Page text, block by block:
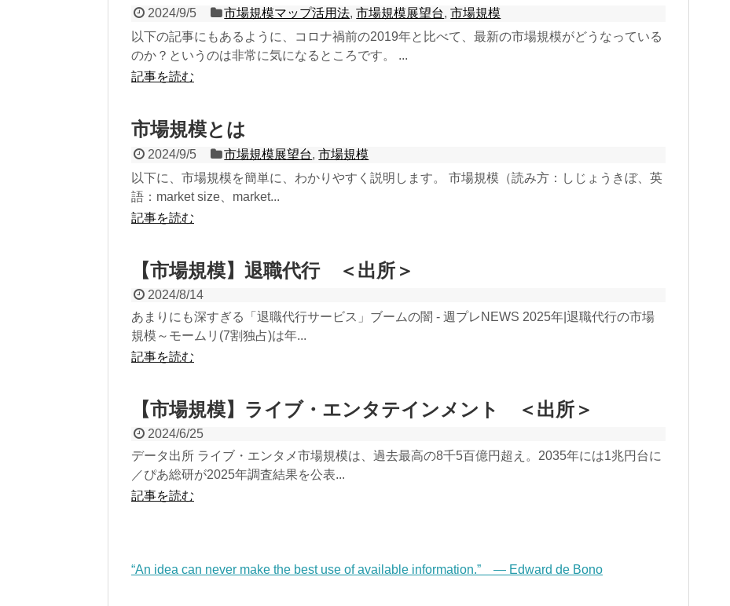
2024/9/5 市場規模マップ活用法,市場規模展望台,市場規模
以下の記事にもあるように、コロナ禍前の2019年と比べて、最新の市場規模がどうなっている
のか？というのは非常に気になるところです。 ...
記事を読む
市場規模とは
2024/9/5 市場規模展望台,市場規模
以下に、市場規模を簡単に、わかりやすく説明します。 市場規模（読み方：しじょうきぼ、英
語：market size、market...
記事を読む
【市場規模】退職代行 ＜出所＞
2024/8/14
あまりにも深すぎる「退職代行サービス」ブームの闇 - 週プレNEWS 2025年|退職代行の市場
規模～モームリ(7割独占)は年...
記事を読む
【市場規模】ライブ・エンタテインメント ＜出所＞
2024/6/25
データ出所 ライブ・エンタメ市場規模は、過去最高の8千5百億円超え。2035年には1兆円台に
／ぴあ総研が2025年調査結果を公表...
記事を読む
“An idea can never make the best use of available information.” — Edward de Bono